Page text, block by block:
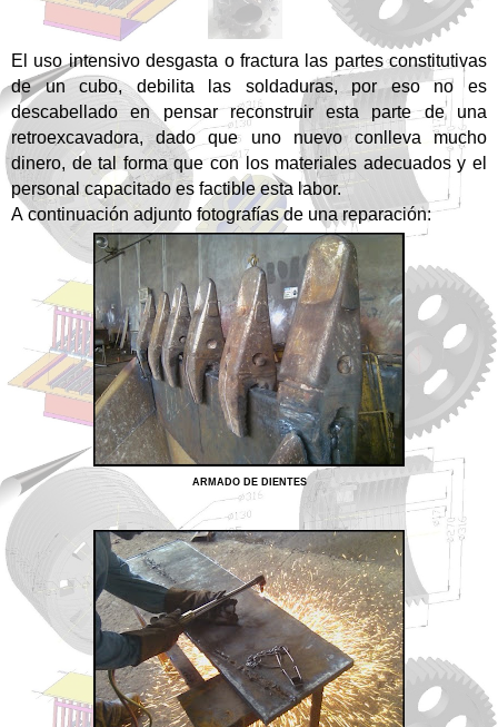
El uso intensivo desgasta o fractura las partes constitutivas
de un cubo, debilita las soldaduras, por eso no es
descabellado en pensar reconstruir esta parte de una
retroexcavadora, dado que uno nuevo conlleva mucho
dinero, de tal forma que con los materiales adecuados y el
personal capacitado es factible esta labor.
Acontinuación adjunto fotografíasde unareparación:
ARMADO DE DIENTES